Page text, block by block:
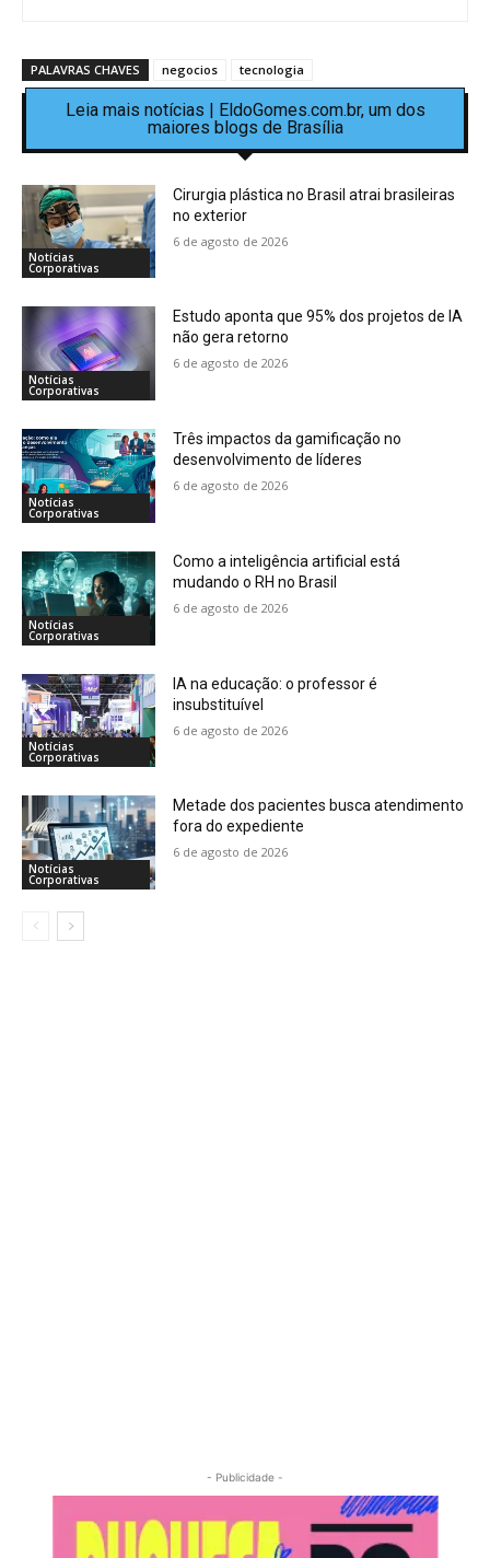
PALAVRAS CHAVES negocios tecnologia
Leia mais notícias | EldoGomes.com.br, um dos
maiores blogs de Brasília
Notícias
Corporativas
Cirurgia plástica no Brasil atrai brasileiras
no exterior
6 de agosto de 2026
Notícias
Corporativas
Estudo aponta que 95% dos projetos de IA
não gera retorno
6 de agosto de 2026
Notícias
Corporativas
Três impactos da gamificação no
desenvolvimento de líderes
6 de agosto de 2026
Notícias
Corporativas
Como a inteligência artificial está
mudando o RH no Brasil
6 de agosto de 2026
Notícias
Corporativas
IA na educação: o professor é
insubstituível
6 de agosto de 2026
Notícias
Corporativas
Metade dos pacientes busca atendimento
fora do expediente
6 de agosto de 2026
- Publicidade -